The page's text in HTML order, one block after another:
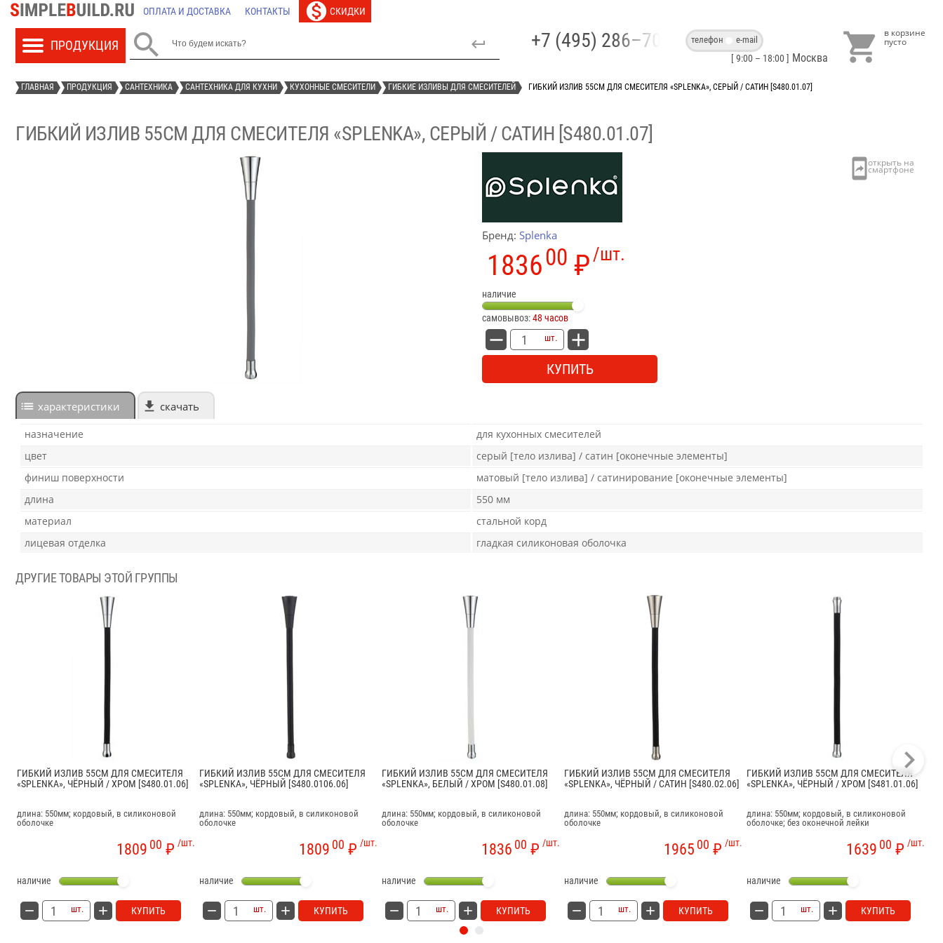
ОПЛАТА И ДОСТАВКА КОНТАКТЫ СКИДКИ
 +7 (495) 286–70–40телефон e-mail
[ 9:00 – 18:00 ] Москва 
ГЛАВНАЯ ПРОДУКЦИЯ САНТЕХНИКА САНТЕХНИКА ДЛЯ КУХНИ КУХОННЫЕ СМЕСИТЕЛИ ГИБКИЕ ИЗЛИВЫ ДЛЯ СМЕСИТЕЛЕЙ ГИБКИЙ ИЗЛИВ 55СМ ДЛЯ СМЕСИТЕЛЯ «SPLENKA», СЕРЫЙ / САТИН [S480.01.07]
ГИБКИЙ ИЗЛИВ 55СМ ДЛЯ СМЕСИТЕЛЯ «SPLENKA», СЕРЫЙ / САТИН [S480.01.07]
Бренд: Splenka
/шт.
183600 ₽
наличие
самовывоз:48 часов
шт.
КУПИТЬ
характеристики скачать
назначение
для кухонных смесителей
цвет
серый [тело излива] / сатин [оконечные элементы]
финиш поверхности
матовый [тело излива] / сатинирование [оконечные элементы]
длина
550 мм
материал
стальной корд
лицевая отделка
гладкая силиконовая оболочка
ДРУГИЕ ТОВАРЫ ЭТОЙ ГРУППЫ
ГИБКИЙ ИЗЛИВ 55СМ ДЛЯ СМЕСИТЕЛЯ
«SPLENKA», ЧЁРНЫЙ / ХРОМ [S480.01.06]
длина: 550мм; кордовый, в силиконовой
оболочке
/шт.
1809 00 ₽
наличие
шт. КУПИТЬ
ГИБКИЙ ИЗЛИВ 55СМ ДЛЯ СМЕСИТЕЛЯ
«SPLENKA», ЧЁРНЫЙ [S480.0106.06]
длина: 550мм; кордовый, в силиконовой
оболочке
/шт.
1809 00 ₽
наличие
шт. КУПИТЬ
ГИБКИЙ ИЗЛИВ 55СМ ДЛЯ СМЕСИТЕЛЯ
«SPLENKA», БЕЛЫЙ / ХРОМ [S480.01.08]
длина: 550мм; кордовый, в силиконовой
оболочке
/шт.
1836 00 ₽
наличие
шт. КУПИТЬ
ГИБКИЙ ИЗЛИВ 55СМ ДЛЯ СМЕСИТЕЛЯ
«SPLENKA», ЧЁРНЫЙ / САТИН [S480.02.06]
длина: 550мм; кордовый, в силиконовой
оболочке
/шт.
1965 00 ₽
наличие
шт. КУПИТЬ
ГИБКИЙ ИЗЛИВ 55СМ ДЛЯ СМЕСИТЕЛЯ
«SPLENKA», ЧЁРНЫЙ / ХРОМ [S481.01.06]
длина: 550мм; кордовый, в силиконовой
оболочке; без оконечной лейки
/шт.
1639 00 ₽
наличие
шт. КУПИТЬ